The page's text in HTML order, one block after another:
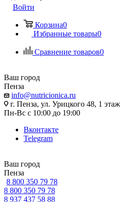
Войти
Корзина0
Избранные товары0
Сравнение товаров0
Ваш город
Пенза
info@nutricionica.ru
г. Пенза, ул. Урицкого 48, 1 этаж
Пн-Вс с 10:00 до 19:00
Вконтакте
Telegram
Ваш город
Пенза
8 800 350 79 78
8 800 350 79 78
8 937 437 58 88